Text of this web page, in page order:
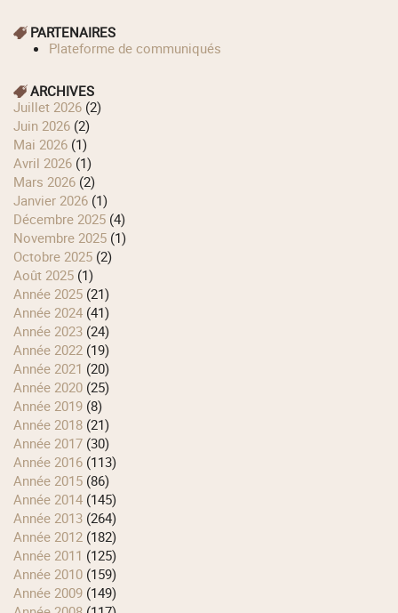
PARTENAIRES
Plateforme de communiqués
ARCHIVES
juillet 2026 (2)
juin 2026 (2)
mai 2026 (1)
avril 2026 (1)
mars 2026 (2)
janvier 2026 (1)
décembre 2025 (4)
novembre 2025 (1)
octobre 2025 (2)
août 2025 (1)
année 2025 (21)
année 2024 (41)
année 2023 (24)
année 2022 (19)
année 2021 (20)
année 2020 (25)
année 2019 (8)
année 2018 (21)
année 2017 (30)
année 2016 (113)
année 2015 (86)
année 2014 (145)
année 2013 (264)
année 2012 (182)
année 2011 (125)
année 2010 (159)
année 2009 (149)